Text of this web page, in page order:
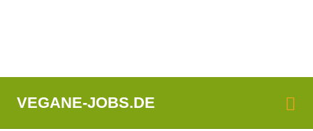
VEGANE-JOBS.DE